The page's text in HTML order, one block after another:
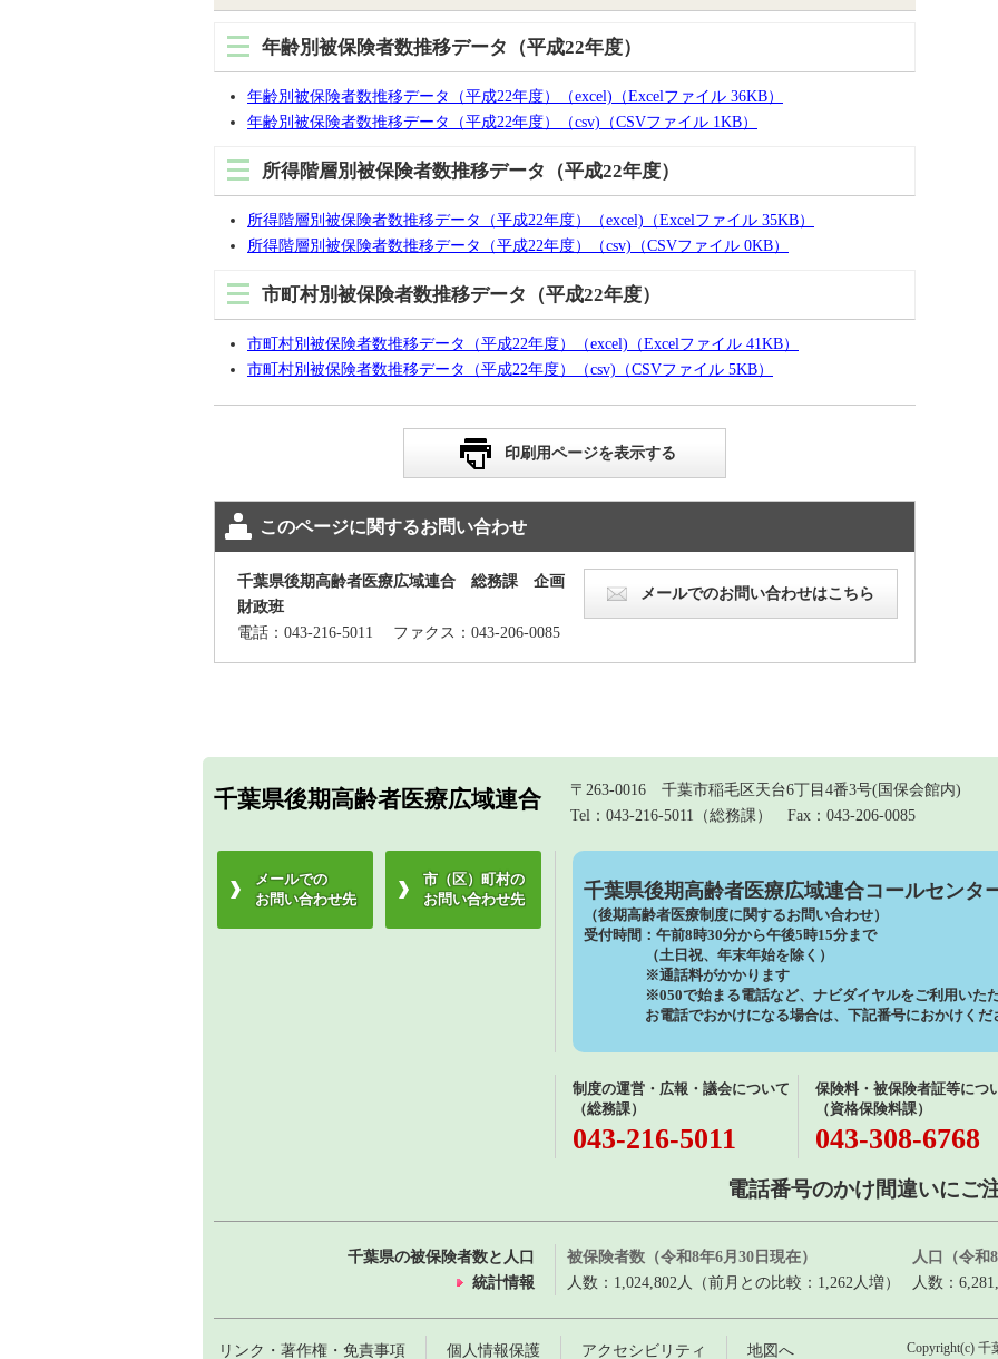
年齢別被保険者数推移データ（平成22年度）
年齢別被保険者数推移データ（平成22年度）（excel)（Excelファイル 36KB）
年齢別被保険者数推移データ（平成22年度）（csv)（CSVファイル 1KB）
所得階層別被保険者数推移データ（平成22年度）
所得階層別被保険者数推移データ（平成22年度）（excel)（Excelファイル 35KB）
所得階層別被保険者数推移データ（平成22年度）（csv)（CSVファイル 0KB）
市町村別被保険者数推移データ（平成22年度）
市町村別被保険者数推移データ（平成22年度）（excel)（Excelファイル 41KB）
市町村別被保険者数推移データ（平成22年度）（csv)（CSVファイル 5KB）
印刷用ページを表示する
このページに関するお問い合わせ
メールでのお問い合わせはこちら
千葉県後期高齢者医療広域連合 総務課 企画
財政班
電話：043-216-5011 ファクス：043-206-0085
千葉県後期高齢者医療広域連合
〒263-0016 千葉市稲毛区天台6丁目4番3号(国保会館内)
Tel：043-216-5011（総務課） Fax：043-206-0085
メールでの
お問い合わせ先
市（区）町村の
お問い合わせ先
千葉県後期高齢者医療広域連合コールセンタ
（後期高齢者医療制度に関するお問い合わせ）
受付時間：午前8時30分から午後5時15分まで
（土日祝、年末年始を除く）
※通話料がかかります
※050で始まる電話など、ナビダイヤルをご利用いた
お電話でおかけになる場合は、下記番号におかけくだ
制度の運営・広報・議会について
（総務課）
043-216-5011
保険料・被保険者証等につ
（資格保険料課）
043-308-6768
電話番号のかけ間違いにご
千葉県の被保険者数と人口
統計情報
被保険者数（令和8年6月30日現在）
人数：1,024,802人（前月との比較：1,262人増）
人口（令和
人数：
リンク・著作権・免責事項 個人情報保護 アクセシビリティ 地図へ Copyright(c) 千